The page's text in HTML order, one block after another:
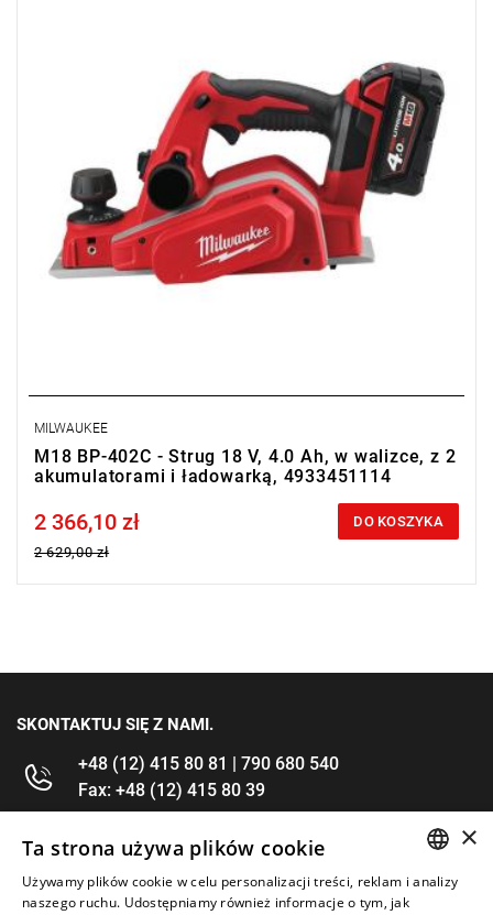
• Typ akumulatora: Li-ion
• Ilość akumulatorów: 2
• Pojemność akumulatora: 4.0 Ah
• Ładowarka w zestawie: 80 min
• Waga z akumulatorem: 2,7 kg
Kup produkt objęty promocją MILWAUKEE® Redemption Classic,
zarejestruj fakturę i odbierz dodatkowy akumulator za 2 zł.
Promocja wyłącznie dla podmiotów posiadających NIP.
Sprawdź szczegóły promocji
MILWAUKEE
M18 BP-402C - Strug 18 V, 4.0 Ah, w walizce, z 2
akumulatorami i ładowarką, 4933451114
Price tax included
2 366,10 zł
2 629,00 zł
DO KOSZYKA
SKONTAKTUJ SIĘ Z NAMI.
+48 (12) 415 80 81 | 790 680 540
Fax: +48 (12) 415 80 39
kontakt@im-narzedzia.pl
INFORMACJE
×
Ta strona używa plików cookie
Używamy plików cookie w celu personalizacji treści, reklam i analizy
naszego ruchu. Udostępniamy również informacje o tym, jak